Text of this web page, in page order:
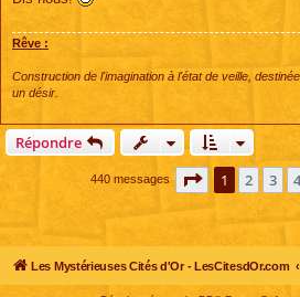
Rêve :
Construction de l'imagination à l'état de veille,
un désir.
Répondre
440 messages Page 1sur44
1 2 3 4
Les Mystérieuses Cités d'Or - LesCitesdOr.com